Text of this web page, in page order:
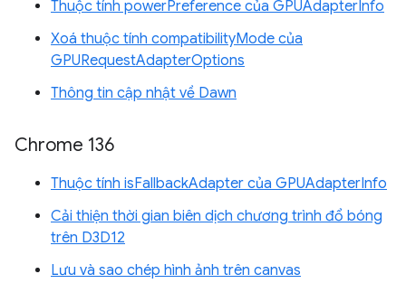
Thuộc tính powerPreference của GPUAdapterInfo
Xoá thuộc tính compatibilityMode của
GPURequestAdapterOptions
Thông tin cập nhật về Dawn
Chrome 136
Thuộc tính isFallbackAdapter của GPUAdapterInfo
Cải thiện thời gian biên dịch chương trình đổ bóng
trên D3D12
Lưu và sao chép hình ảnh trên canvas